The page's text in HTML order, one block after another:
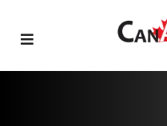
content